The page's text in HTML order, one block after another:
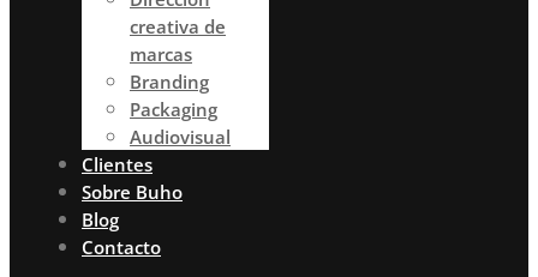
creativa de
marcas
Branding
Packaging
Audiovisual
Clientes
Sobre Buho
Blog
Contacto